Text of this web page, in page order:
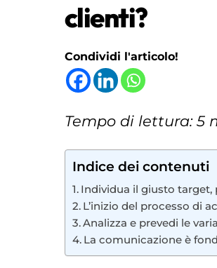
clienti?
Condividi l'articolo!
Tempo di lettura: 5
Indice dei contenuti
Individua il giusto target,
L’inizio del processo di
Analizza e prevedi le
La comunicazione è